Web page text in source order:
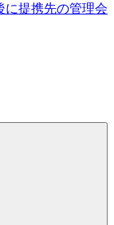
提携先の管理会